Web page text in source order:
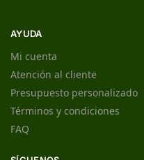
AYUDA
Mi cuenta
Atención al cliente
Presupuesto personalizado
Términos y condiciones
FAQ